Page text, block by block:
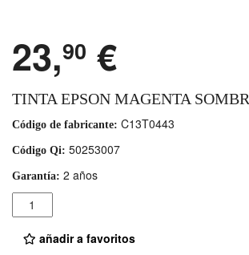
23,90 €
TINTA EPSON MAGENTA
Código de fabricante: C13T0443
Código Qi: 50253007
Garantía: 2 años
Cantidad
añadir a favoritos